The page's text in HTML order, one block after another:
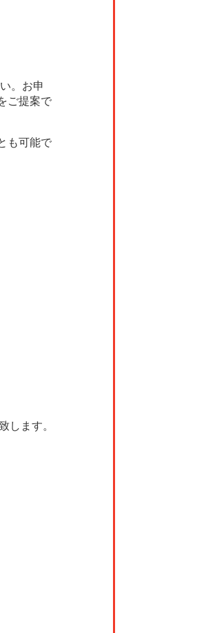
。お申
ご提案で
も可能で
します。